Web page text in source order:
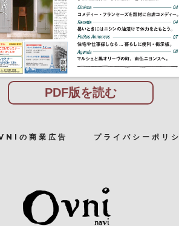
PDF版を読む
の商業広告 プライバシーポリシ